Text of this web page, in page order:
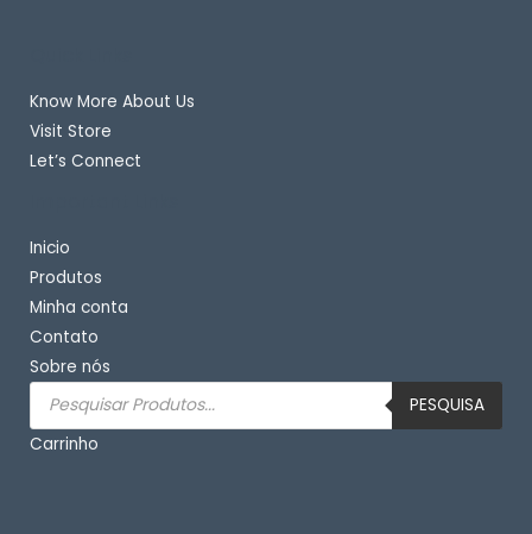
Know More About Us
Visit Store
Let’s Connect
Inicio
Produtos
Minha conta
Contato
Sobre nós
Pesquisar
produtos
PESQUISA
Carrinho